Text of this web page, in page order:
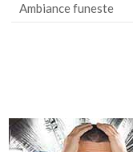
Ambiance funeste